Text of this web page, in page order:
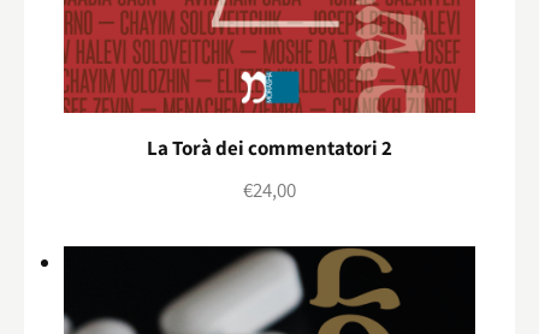
La Torà dei commentatori 2
€24,00